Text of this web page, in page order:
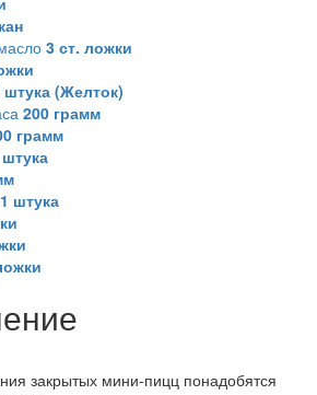
3 ст. ложки
штука (Желток)
200 грамм
грамм
штука
1 штука
закрытых мини-пицц понадобятся